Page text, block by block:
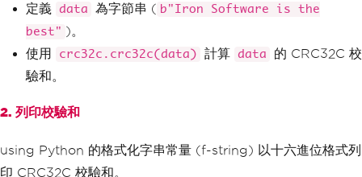
2C.pdf"
pdf .SaveAs ("Demo-CRC32C.pdf")
定義 data 為字節串 ( b"Iron Software is the
best" )。
使用
crc32c.crc32c(data) 計算 data
的 CRC32C 校
驗和。
2. 列印校驗和
using Python 的格式化字串常量 (f-string) 以十六進位格式列
印 CRC32C 校驗和。